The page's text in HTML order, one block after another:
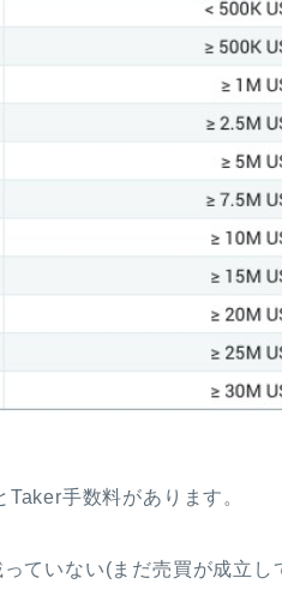
手数料があります。
ていない(まだ売買が成立し